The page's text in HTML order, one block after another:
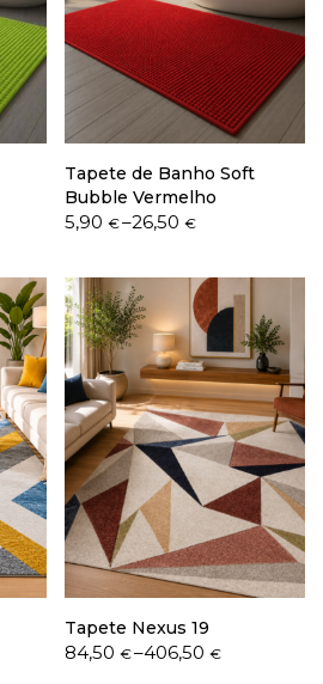
Tapete de Banho Soft
Bubble Vermelho
5,90 €–26,50 €
Price
through
26,50 €
Tapete Nexus 19
84,50 €–406,50 €
Price